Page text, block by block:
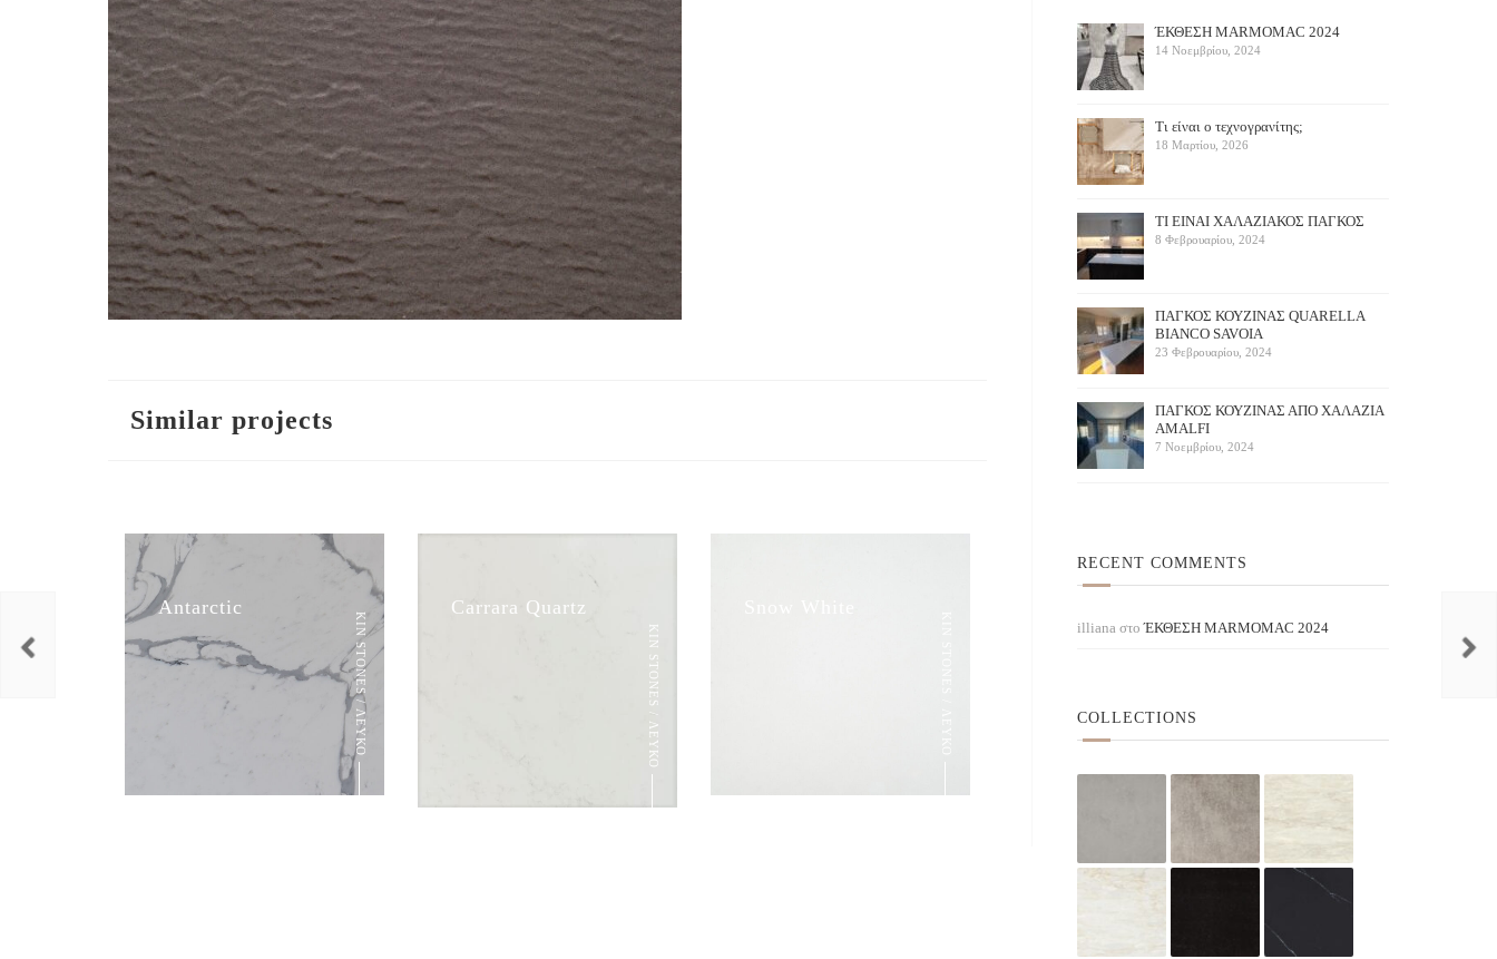
Similar projects
Antarctic
KIN STONES / ΛΕΥΚΟ
Carrara Quartz
KIN STONES / ΛΕΥΚΟ
ΈΚΘΕΣΗ ΜARMOMAC 2024
14 Νοεμβρίου, 2024
Τι είναι ο τεχνογρανίτης;
18 Μαρτίου, 2026
ΤΙ ΕΙΝΑΙ ΧΑΛΑΖΙΑΚΟΣ ΠΑΓΚΟΣ
8 Φεβρουαρίου, 2024
ΠΑΓΚΟΣ ΚΟΥΖΙΝΑΣ QUARELLA
BIANCO SAVOIA
23 Φεβρουαρίου, 2024
ΠAΓΚΟΣ ΚΟΥΖΙΝΑΣ ΑΠΟ ΧΑΛΑΖΙΑ
AMALFI
7 Νοεμβρίου, 2024
RECENT COMMENTS
illiana στοΈΚΘΕΣΗ ΜARMOMAC 2024
COLLECTIONS